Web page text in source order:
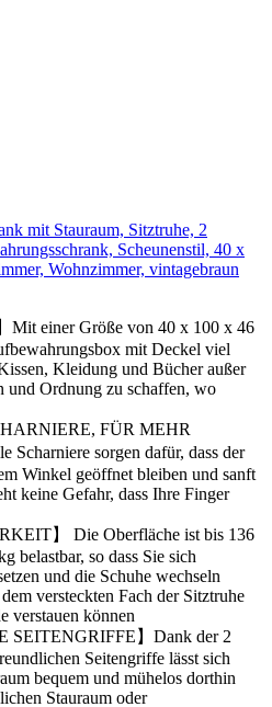
mit Stauraum, Sitztruhe, 2
Scheunenstil, 40 x
Wohnzimmer, vintagebraun
Mit einer Größe von 40 x 100 x 46
mit Deckel viel
Kleidung und Bücher außer
und Ordnung zu schaffen, wo
FÜR MEHR
Scharniere sorgen dafür, dass der
Winkel geöffnet bleiben und sanft
keine Gefahr, dass Ihre Finger
】 Die Oberfläche ist bis 136
belastbar, so dass Sie sich
und die Schuhe wechseln
versteckten Fach der Sitztruhe
verstauen können
SEITENGRIFFE】Dank der 2
Seitengriffe lässt sich
bequem und mühelos dorthin
Stauraum oder